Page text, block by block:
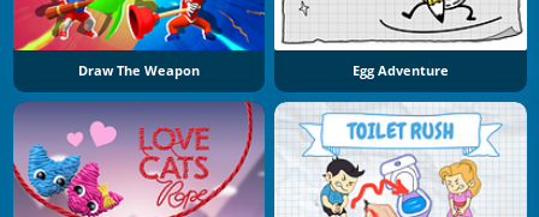
Draw The Weapon Egg Adventure